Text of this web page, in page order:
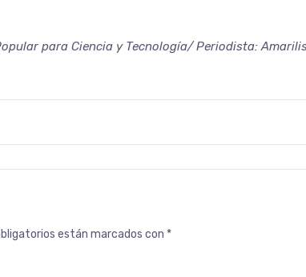
para Ciencia y Tecnología/ Periodista:
están marcados con *